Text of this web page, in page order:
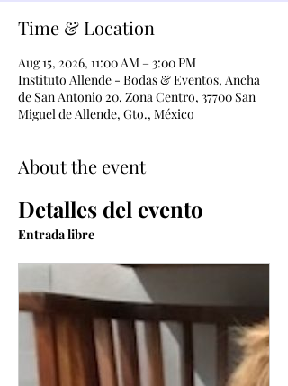
Time & Location
Aug 15, 2026, 11:00 AM – 3:00 PM
Instituto Allende - Bodas & Eventos, Ancha
de San Antonio 20, Zona Centro, 37700 San
Miguel de Allende, Gto., México
About the event
Detalles del evento
Entrada libre